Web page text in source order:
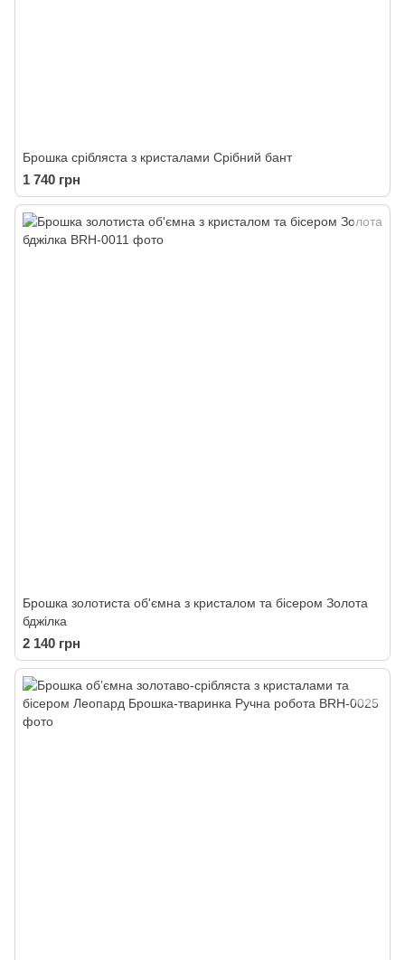
Брошка срібляста з кристалами Срібний бант
1 740 грн
Брошка золотиста об'ємна з кристалом та бісером Золота
бджілка
2 140 грн